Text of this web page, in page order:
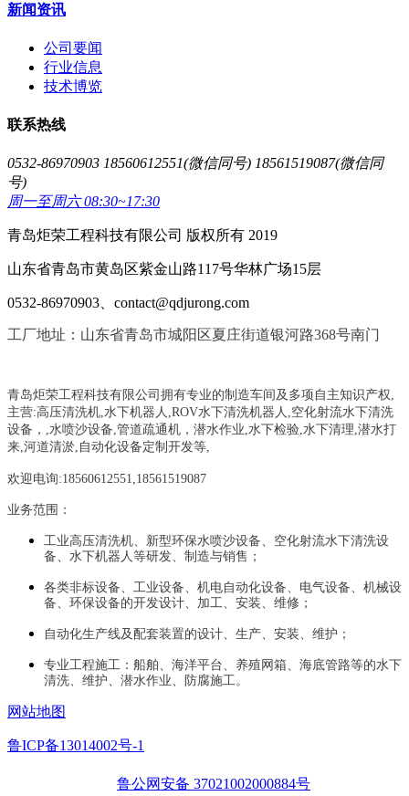
新闻资讯
公司要闻
行业信息
技术博览
联系热线
0532-86970903 18560612551(微信同号) 18561519087(微信同
号)
周一至周六 08:30~17:30
青岛炬荣工程科技有限公司 版权所有 2019
山东省青岛市黄岛区紫金山路117号华林广场15层
0532-86970903、contact@qdjurong.com
工厂地址：山东省青岛市城阳区夏庄街道银河路368号南门
青岛炬荣工程科技有限公司拥有专业的制造车间及多项自主知识产权,
主营:高压清洗机,水下机器人,ROV水下清洗机器人,空化射流水下清洗
设备， ,水喷沙设备,管道疏通机 ， 潜水作业,水下检验,水下清理,潜水打
来,河道清淤,自动化设备定制开发等,
欢迎电询:18560612551,18561519087
业务范围：
工业高压清洗机、新型环保水喷沙设备、空化射流水下清洗设
备、水下机器人等研发、制造与销售；
各类非标设备、工业设备、机电自动化设备、电气设备、机械设
备、环保设备的开发设计、加工、安装、维修；
自动化生产线及配套装置的设计、生产、安装、维护；
专业工程施工：船舶、海洋平台、养殖网箱、海底管路等的水下
清洗、维护、潜水作业、防腐施工。
网站地图
鲁ICP备13014002号-1
鲁公网安备 37021002000884号